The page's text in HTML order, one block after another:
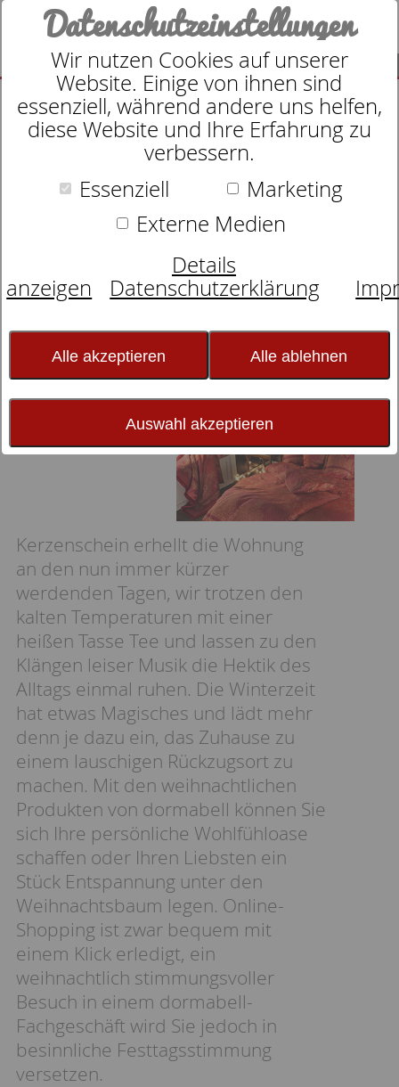
SUCHE
Datenschutzeinstellungen
Wir nutzen Cookies auf unserer
Website. Einige von ihnen sind
essenziell, während andere uns helfen,
diese Website und Ihre Erfahrung zu
verbessern.
Essenziell
Marketing
Externe Medien
Details
anzeigen
Datenschutzerklärung
Alle akzeptieren Alle ablehnen
Auswahl akzeptieren
Schlafexperten-Tipps:
Schlafwissen für
erholsame Nächte
Verschenken Sie Erholung zur
stillen Jahreszeit!
Kerzenschein erhellt die Wohnung
an den nun immer kürzer
werdenden Tagen, wir trotzen den
kalten Temperaturen mit einer
heißen Tasse Tee und lassen zu den
Klängen leiser Musik die Hektik des
Alltags einmal ruhen. Die Winterzeit
hat etwas Magisches und lädt mehr
denn je dazu ein, das Zuhause zu
einem lauschigen Rückzugsort zu
machen. Mit den weihnachtlichen
Produkten von dormabell können Sie
sich Ihre persönliche Wohlfühloase
schaffen oder Ihren Liebsten ein
Stück Entspannung unter den
Weihnachtsbaum legen. Online-
Shopping ist zwar bequem mit
einem Klick erledigt, ein
weihnachtlich stimmungsvoller
Besuch in einem dormabell-
Fachgeschäft wird Sie jedoch in
besinnliche Festtagsstimmung
versetzen.